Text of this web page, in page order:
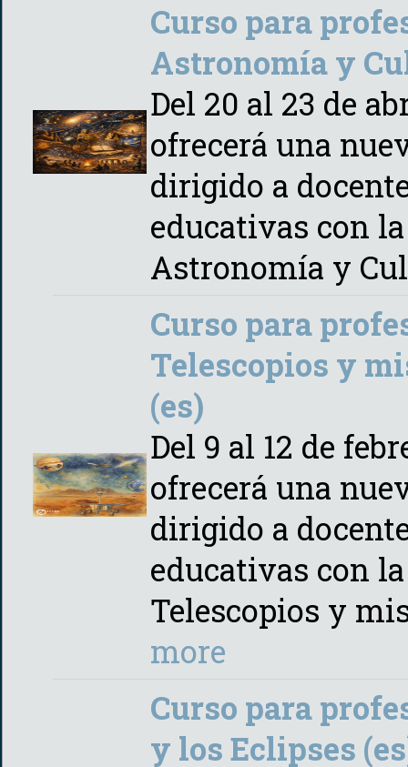
Curso para
Astronomía y
Del 20 al 23 de
ofrecerá una
dirigido a
educativas con
Astronomía y
Curso para
Telescopios y
(es)
Del 9 al 12 de
ofrecerá una
dirigido a
educativas con
Telescopios y
more
Curso para
y los Eclipses